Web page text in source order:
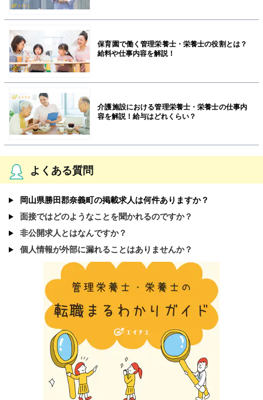
保育園で働く管理栄養士・栄養士の役割とは？
給料や仕事内容を解説！
介護施設における管理栄養士・栄養士の仕事内
容を解説！給与はどれくらい？
よくある質問
岡山県勝田郡奈義町の掲載求人は何件ありますか？
面接ではどのようなことを聞かれるのですか？
非公開求人とはなんですか？
個人情報が外部に漏れることはありませんか？